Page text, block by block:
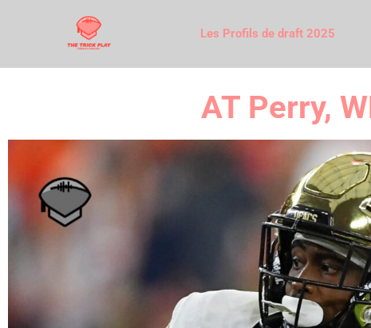
Les Profils de draft 2025
AT Perry,